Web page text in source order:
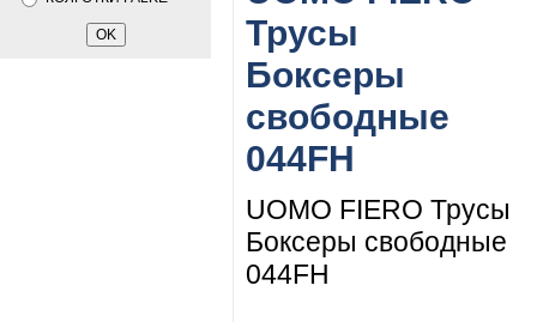
Трусы
Боксеры
свободные
044FH
UOMO FIERO Трусы
Боксеры свободные
044FH